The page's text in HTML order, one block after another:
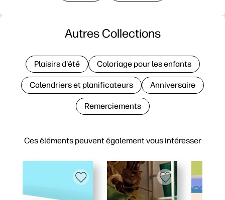
Ces éléments peuvent également vous intéresser
Autres Collections
Plaisirs d'été Coloriage pour les enfants
Calendriers et planificateurs Anniversaire
Remerciements